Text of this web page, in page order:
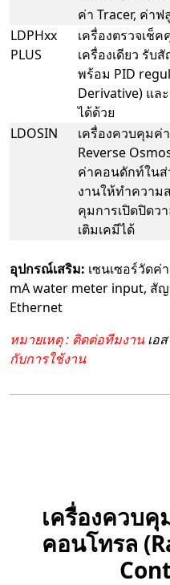
ค่า Tracer, ค่า
LDPHxx
PLUS
เครื่องตรวจเช็
เครื่องเดียว รั
พร้อม PID
Derivative) แ
ได้ด้วย
LDOSIN
เครื่องควบคุมค่
Reverse
ค่าคอนดักท์ในส่
งานให้ทำความ
คุมการเปิดปิดว
เติมเคมีได้
อุปกรณ์เสริม: เซนเซอร์วัดค่
mA water meter input, สั
Ethernet
หมายเหตุ : ติดต่อทีมงาน เอ
กับการใช้งาน
เครื่องควบ
คอนโทรล